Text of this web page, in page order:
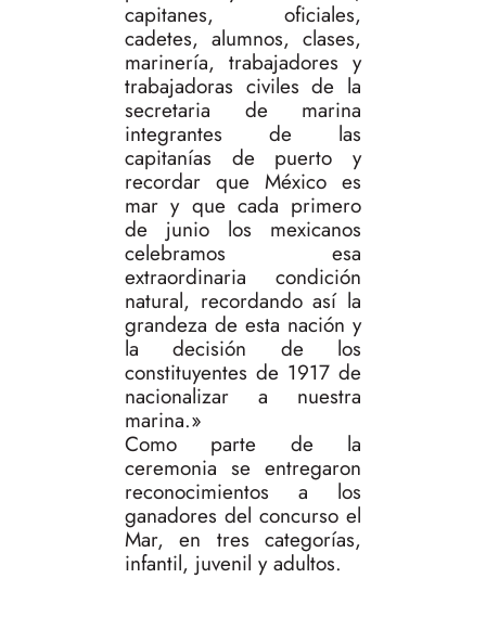
capitanes, oficiales,
cadetes, alumnos, clases,
marinería, trabajadores y
trabajadoras civiles de la
secretaria de marina
integrantes de las
capitanías de puerto y
recordar que México es
mar y que cada primero
de junio los mexicanos
celebramos esa
extraordinaria condición
natural, recordando así la
grandeza de esta nación y
la decisión de los
constituyentes de 1917 de
nacionalizar a nuestra
marina.»
Como parte de la
ceremonia se entregaron
reconocimientos a los
ganadores del concurso el
Mar, en tres categorías,
infantil, juvenil y adultos.